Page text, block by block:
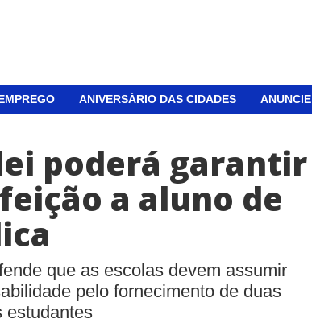
ANIVERSÁRIO DAS CIDADES ANUNCIE
poderá garantir
a aluno de
que as escolas devem assumir
pelo fornecimento de duas
estudantes